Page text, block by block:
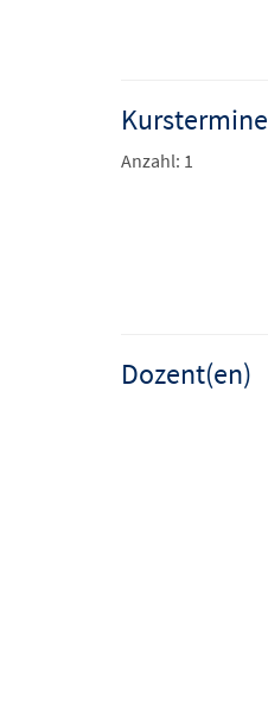
Kurstermine
Anzahl: 1
Dozent(en)